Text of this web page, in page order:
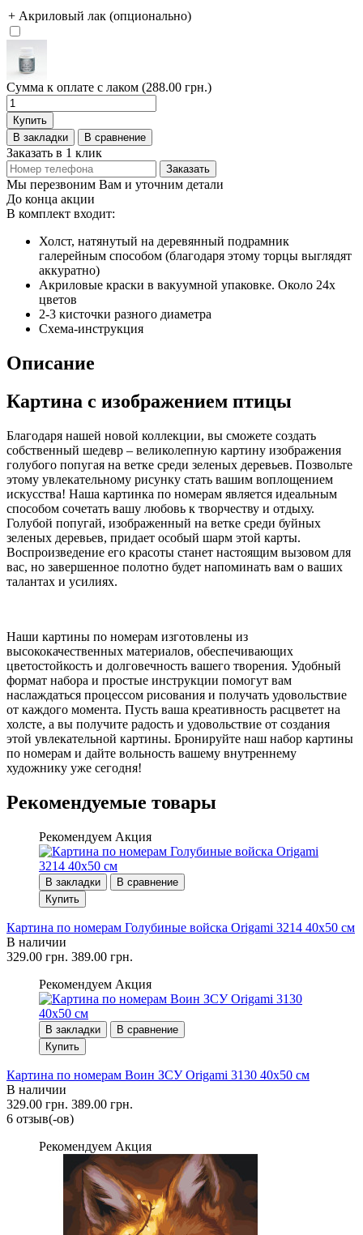
+ Акриловый лак (опционально)
Сумма к оплате с лаком (288.00 грн.)
Купить
В закладки
В сравнение
Заказать в 1 клик
Заказать
Мы перезвоним Вам и уточним детали
До конца акции
В комплект входит:
Холст, натянутый на деревянный подрамник
галерейным способом (благодаря этому торцы выглядят
аккуратно)
Акриловые краски в вакуумной упаковке. Около 24х
цветов
2-3 кисточки разного диаметра
Схема-инструкция
Описание
Картина с изображением птицы
Благодаря нашей новой коллекции, вы сможете создать
собственный шедевр – великолепную картину изображения
голубого попугая на ветке среди зеленых деревьев. Позвольте
этому увлекательному рисунку стать вашим воплощением
искусства! Наша картинка по номерам является идеальным
способом сочетать вашу любовь к творчеству и отдыху.
Голубой попугай, изображенный на ветке среди буйных
зеленых деревьев, придает особый шарм этой карты.
Воспроизведение его красоты станет настоящим вызовом для
вас, но завершенное полотно будет напоминать вам о ваших
талантах и усилиях.
Наши картины по номерам изготовлены из
высококачественных материалов, обеспечивающих
цветостойкость и долговечность вашего творения. Удобный
формат набора и простые инструкции помогут вам
наслаждаться процессом рисования и получать удовольствие
от каждого момента. Пусть ваша креативность расцветет на
холсте, а вы получите радость и удовольствие от создания
этой увлекательной картины. Бронируйте наш набор картины
по номерам и дайте вольность вашему внутреннему
художнику уже сегодня!
Рекомендуемые товары
Рекомендуем Акция
В закладки
В сравнение
Купить
Картина по номерам Голубиные войска Origami 3214 40x50 см
В наличии
329.00 грн. 389.00 грн.
Рекомендуем Акция
В закладки
В сравнение
Купить
Картина по номерам Воин ЗСУ Origami 3130 40x50 см
В наличии
329.00 грн. 389.00 грн.
6 отзыв(-ов)
Рекомендуем Акция